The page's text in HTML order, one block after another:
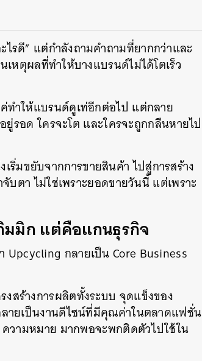
รดี” แต่กำลังถามคำถามที่ยากกว่าและ
หตุผลที่ทำให้บางแบรนด์ไม่ได้โตเร็ว
ทำให้แบรนด์ดูเท่อีกต่อไป แต่กลาย
รอด ใครจะโต และใครจะถูกกลืนหายไป
มขยับจากการขายสินค้า ไปสู่การสร้าง
ตา ไม่ใช่เพราะยอดขายวันนี้ แต่เพราะ
กิมมิก แต่คือแกนธุรกิจ
Upcycling กลายเป็น Core Business
สร้างการผลิตทั้งระบบ จุดแข็งของ
ายเป็นงานดีไซน์ที่มีคุณค่าในตลาดแฟชั่น
วามหมาย มากพอจะพกติดตัวไปใช้ใน